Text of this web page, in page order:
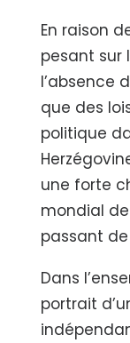
En raison
pesant sur
l’absence
que des
politique
une forte
mondial de
passant
Dans
portrait